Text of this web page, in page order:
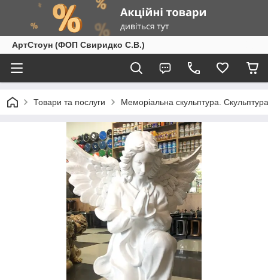
АртСтоун (ФОП Свиридко С.В.)
Товари та послуги Меморіальна скульптура.